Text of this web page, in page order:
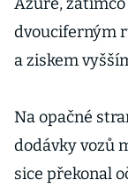
dvouciferným
a ziskem
Na opačné
dodávky vozů
sice překonal